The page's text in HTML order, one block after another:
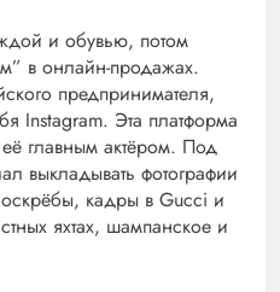
и обувью, потом
в онлайн-продажах.
предпринимателя,
Instagram. Эта платформа
главным актёром. Под
выкладывать фотографии
кадры в Gucci и
яхтах, шампанское и